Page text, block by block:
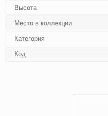
Высота
Место в коллекции
Категория
Код